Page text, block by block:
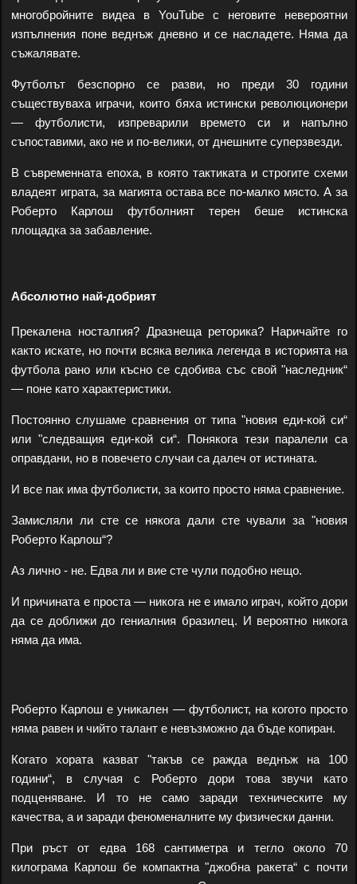
многобройните видеа в YouTube с неговите невероятни
изпълнения поне веднъж дневно и се насладете. Няма да
съжалявате.
Футболът безспорно се разви, но преди 30 години
съществуваха играчи, които бяха истински революционери
— футболисти, изпреварили времето си и напълно
съпоставими, ако не и по-велики, от днешните суперзвезди.
В съвременната епоха, в която тактиката и строгите схеми
владеят играта, за магията остава все по-малко място. А за
Роберто Карлош футболният терен беше истинска
площадка за забавление.
Абсолютно най-добрият
Прекалена носталгия? Дразнеща реторика? Наричайте го
както искате, но почти всяка велика легенда в историята на
футбола рано или късно се сдобива със свой "наследник“
— поне като характеристики.
Постоянно слушаме сравнения от типа "новия еди-кой си“
или "следващия еди-кой си“. Понякога тези паралели са
оправдани, но в повечето случаи са далеч от истината.
И все пак има футболисти, за които просто няма сравнение.
Замисляли ли сте се някога дали сте чували за "новия
Роберто Карлош“?
Аз лично - не. Едва ли и вие сте чули подобно нещо.
И причината е проста — никога не е имало играч, който дори
да се доближи до гениалния бразилец. И вероятно никога
няма да има.
Роберто Карлош е уникален — футболист, на когото просто
няма равен и чийто талант е невъзможно да бъде копиран.
Когато хората казват "такъв се ражда веднъж на 100
години“, в случая с Роберто дори това звучи като
подценяване. И то не само заради техническите му
качества, а и заради феноменалните му физически данни.
При ръст от едва 168 сантиметра и тегло около 70
килограма Карлош бе компактна "джобна ракета“ с почти